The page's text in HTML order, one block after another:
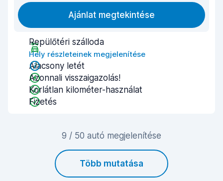
Ajánlat megtekintése
Repülőtéri szálloda
Hely részleteinek megjelenítése
Alacsony letét
Azonnali visszaigazolás!
Korlátlan kilométer-használat
Fizetés
9 / 50 autó megjelenítése
Több mutatása